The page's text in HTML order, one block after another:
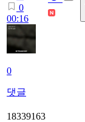
0
00:16
0
댓글
18339163